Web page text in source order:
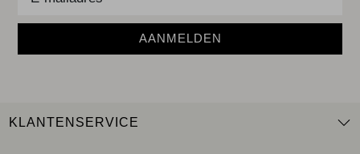
AANMELDEN
KLANTENSERVICE